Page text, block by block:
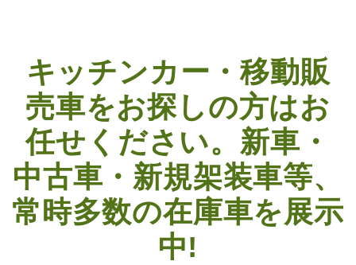
キッチンカー・移動販
売車をお探しの方はお
任せください。 新車・
中古車・新規架装車等、
常時多数の在庫車を展示
中!